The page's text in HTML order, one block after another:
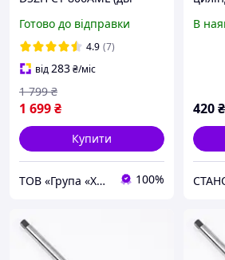
3/16"-3/4", один труборіз,
ример )
Готово до відправки
4.9 (7)
від283₴/міс
1 699₴
1 799 ₴
Купити
ТОВ «Група «Хладрезерв» 100%
мм
В
420₴